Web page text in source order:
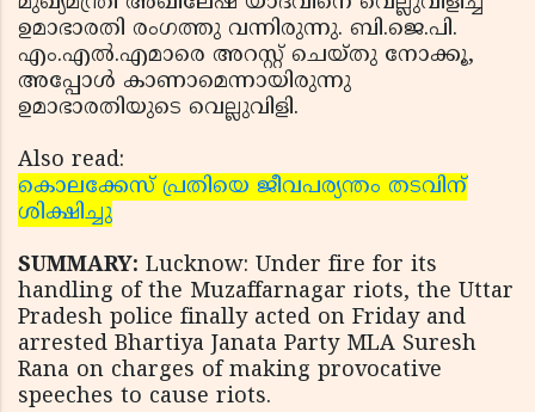
ഉമാഭാരതി രംഗത്തു വന്നിരുന്നു. ബി.ജെ.പി.
എം.എല്‍.എമാരെ അറസ്റ്റ് ചെയ്തു നോക്കൂ,
അപ്പോള്‍ കാണാമെന്നായിരുന്നു
ഉമാഭാരതിയുടെ വെല്ലുവിളി.
Also read:
കൊലക്കേസ് പ്രതിയെ ജീവപര്യന്തം തടവിന്
ശിക്ഷിച്ചു
SUMMARY: Lucknow: Under fire for its
handling of the Muzaffarnagar riots, the Uttar
Pradesh police finally acted on Friday and
arrested Bhartiya Janata Party MLA Suresh
Rana on charges of making provocative
speeches to cause riots.